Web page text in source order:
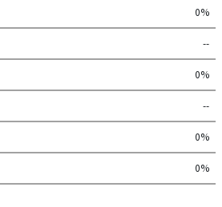
0%
--
0%
--
0%
0%